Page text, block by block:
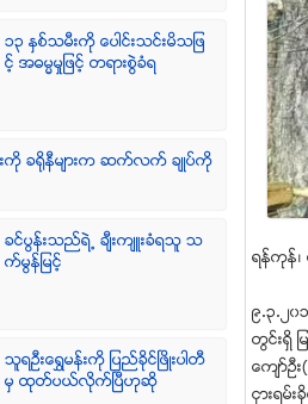
ရန္ကုန္
၉.၃.၂၀
တြင္းရွိ
ေက်ာ္ဦး
ငွားရမ္
၁၃ ႏွစ္သမီးကို ေပါင္းသင္းမိသျဖ
င့္ အဓမၼမႈျဖင့္ တရားစြဲခံရ
းေရးကို ခရိုနီမ်ားက ဆက္လက္ ခ်ဳပ္ကို
ခင္ပြန္းသည္ရဲ႕ ခ်ီးက်ဴးခံရသူ သ
က္မြန္ျမင့္
သူရဦးေရႊမန္းကို ျပည္ခိုင္ျဖိဳးပါတီ
မွ ထုတ္ပယ္လိုက္ျပီဟုဆို